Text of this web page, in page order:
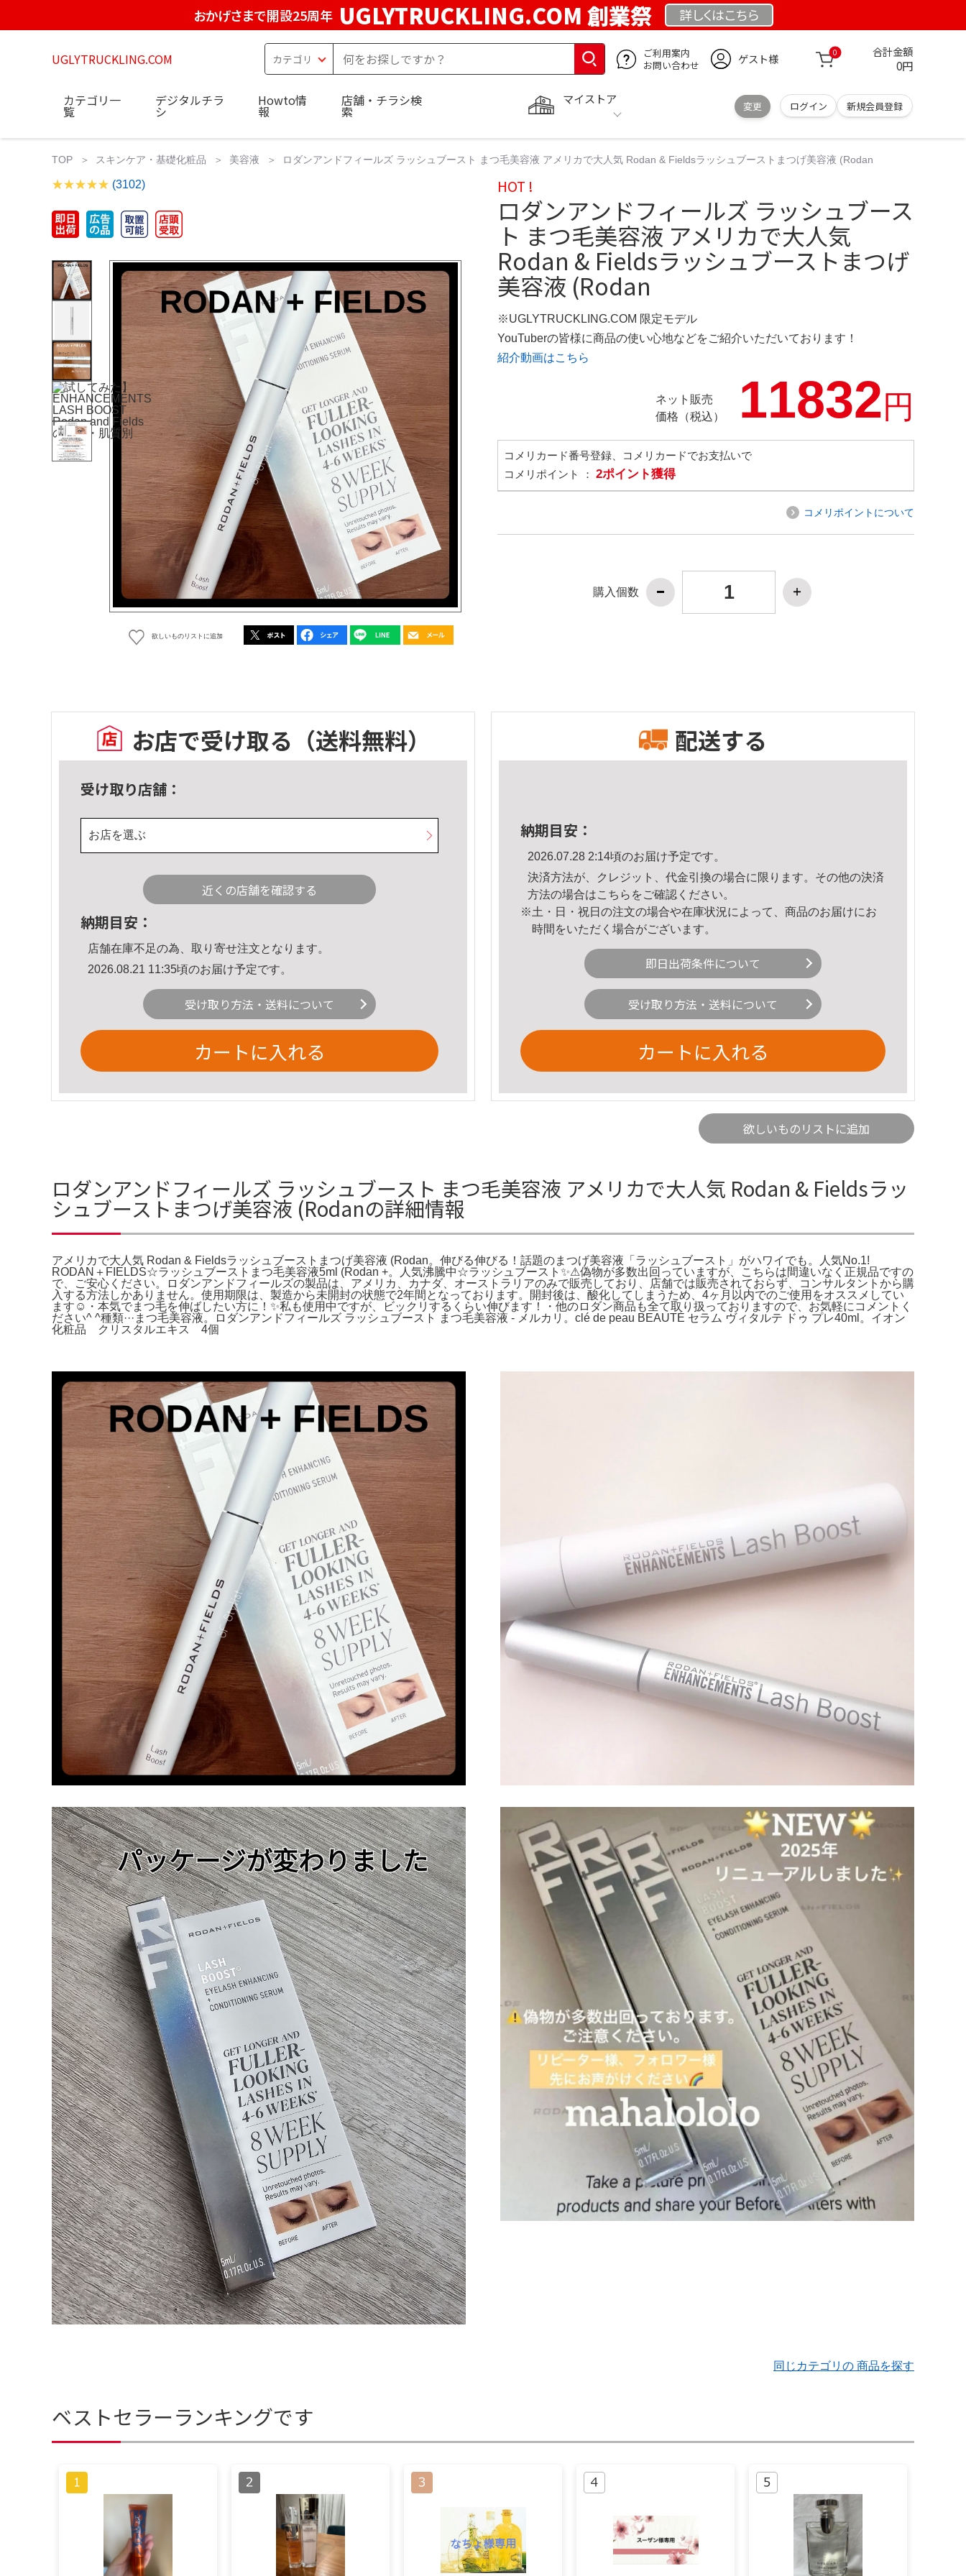
おかげさまで開設25周年 UGLYTRUCKLING.COM 創業祭 詳しくはこちら
UGLYTRUCKLING.COM
ご利用案内
お問い合わせ
ゲスト様 0 合計金額
0円
マイストア
変更 ログイン 新規会員登録
カテゴリ一
覧
デジタルチラ
シ
Howto情
報
店舗・チラシ検
索
TOP スキンケア・基礎化粧品 美容液 ロダンアンドフィールズ ラッシュブースト まつ毛美容液 アメリカで大人気 Rodan & Fieldsラッシュブーストまつげ美容液 (Rodan
(3102)
欲しいものリストに追加
HOT !
ロダンアンドフィールズ ラッシュブース
ト まつ毛美容液 アメリカで大人気
Rodan & Fieldsラッシュブーストまつげ
美容液 (Rodan
※UGLYTRUCKLING.COM 限定モデル
YouTuberの皆様に商品の使い心地などをご紹介いただいております！
紹介動画はこちら
ネット販売
価格（税込）
11832円
コメリカード番号登録、コメリカードでお支払いで
コメリポイント ： 2ポイント獲得
コメリポイントについて
購入個数
お店で受け取る （送料無料）
受け取り店舗：
お店を選ぶ
近くの店舗を確認する
納期目安：
店舗在庫不足の為、取り寄せ注文となります。
2026.08.21 11:35頃のお届け予定です。
受け取り方法・送料について
カートに入れる
配送する
納期目安：
2026.07.28 2:14頃のお届け予定です。
決済方法が、クレジット、代金引換の場合に限ります。その他の決済
方法の場合はこちら をご確認ください。
※土・日・祝日の注文の場合や在庫状況によって、商品のお届けにお
時間をいただく場合がございます。
即日出荷条件について
受け取り方法・送料について
カートに入れる
欲しいものリストに追加
ロダンアンドフィールズ ラッシュブースト まつ毛美容液 アメリカで大人気 Rodan & Fieldsラッ
シュブーストまつげ美容液 (Rodanの詳細情報
アメリカで大人気 Rodan & Fieldsラッシュブーストまつげ美容液 (Rodan。伸びる伸びる！話題のまつげ美容液「ラッシュブースト」がハワイでも。人気No.1!
RODAN＋FIELDS☆ラッシュブーストまつ毛美容液5ml (Rodan +。人気沸騰中☆ラッシュブースト✨⚠︎偽物が多数出回っていますが、こちらは間違いなく正規品ですの
で、ご安心ください。ロダンアンドフィールズの製品は、アメリカ、カナダ、オーストラリアのみで販売しており、店舗では販売されておらず、コンサルタントから購
入する方法しかありません。使用期限は、製造から未開封の状態で2年間となっております。開封後は、酸化してしまうため、4ヶ月以内でのご使用をオススメしてい
ます☺︎・本気でまつ毛を伸ばしたい方に！✨私も使用中ですが、ビックリするくらい伸びます！・他のロダン商品も全て取り扱っておりますので、お気軽にコメントく
ださい^ ^種類···まつ毛美容液。ロダンアンドフィールズ ラッシュブースト まつ毛美容液 - メルカリ。clé de peau BEAUTÉ セラム ヴィタルテ ドゥ プレ40ml。イオン
化粧品 クリスタルエキス 4個
同じカテゴリの 商品を探す
ベストセラーランキングです